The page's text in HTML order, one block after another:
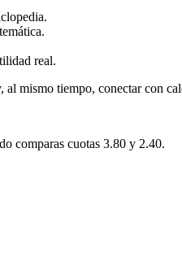
real.
mismo tiempo, conectar con
comparas cuotas 3.80 y 2.40.